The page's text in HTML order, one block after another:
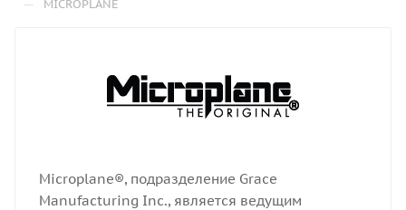
— MICROPLANE
Microplane®, подразделение Grace
Manufacturing Inc., является ведущим